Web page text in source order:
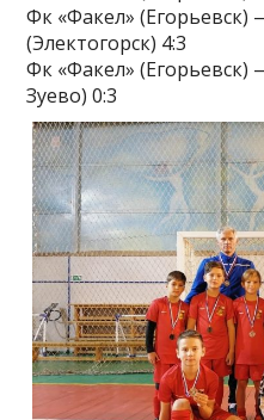
Фк «Факел»
(Электогорск) 4:3
Фк «Факел»
Зуево) 0:3